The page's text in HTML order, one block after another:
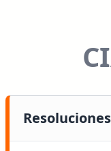
Resoluciones